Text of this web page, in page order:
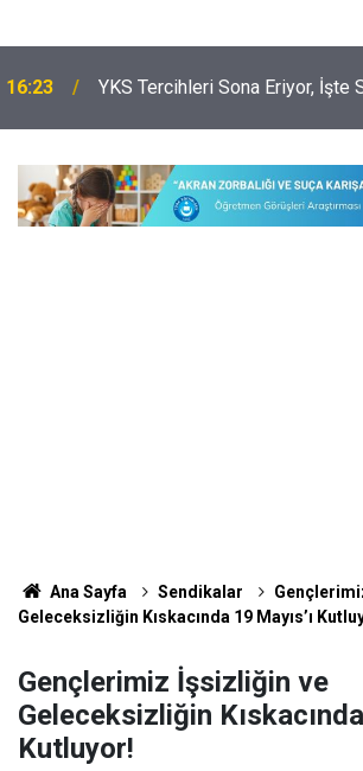
16:23 YKS Tercihleri Sona Eriyor, İşte
Ana Sayfa Sendikalar
Geleceksizliğin Kıskacında 19 Mayıs’ı
Gençlerimiz İşsizliğin ve
Geleceksizliğin Kıskacında
Kutluyor!